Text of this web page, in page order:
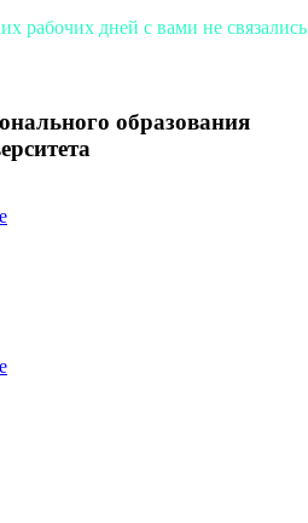
рабочих дней с вами не
образования